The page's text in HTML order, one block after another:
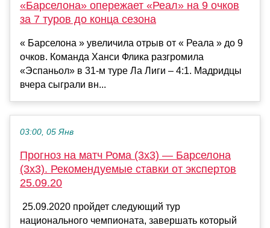
«Барселона» опережает «Реал» на 9 очков
за 7 туров до конца сезона
« Барселона » увеличила отрыв от « Реала » до 9
очков. Команда Ханси Флика разгромила
«Эспаньол» в 31-м туре Ла Лиги – 4:1. Мадридцы
вчера сыграли вн...
03:00, 05 Янв
Прогноз на матч Рома (3х3) — Барселона
(3х3). Рекомендуемые ставки от экспертов
25.09.20
25.09.2020 пройдет следующий тур
национального чемпионата, завершать который